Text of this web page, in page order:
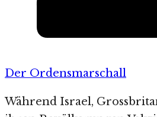
Der Ordensmarschall
Während Israel,